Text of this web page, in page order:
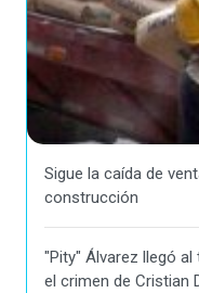
Sigue la caída de
construcción
"Pity" Álvarez llegó
el crimen de Cristian